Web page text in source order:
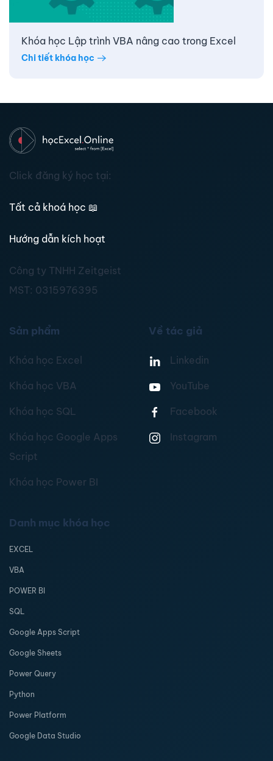
Khóa học Lập trình VBA nâng cao trong Excel
Chi tiết khóa học
Click đăng ký học tại:
Tất cả khoá học 📖
Hướng dẫn kích hoạt
Công ty TNHH Zeitgeist
MST: 0315976395
Sản phẩm
Khóa học Excel
Khóa học VBA
Khóa học SQL
Khóa học Google Apps
Script
Khóa học Power BI
Về tác giả
Linkedin
YouTube
Facebook
Instagram
Danh mục khóa học
EXCEL
VBA
POWER BI
SQL
Google Apps Script
Google Sheets
Power Query
Python
Power Platform
Google Data Studio